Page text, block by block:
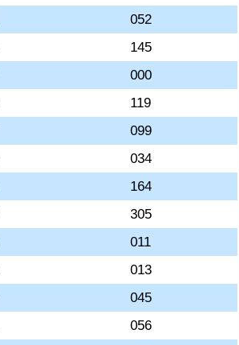
052
145
000
119
099
034
164
305
011
013
045
056